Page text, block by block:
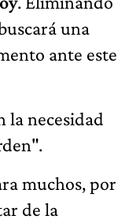
una
ante este
la necesidad
muchos, por
de la